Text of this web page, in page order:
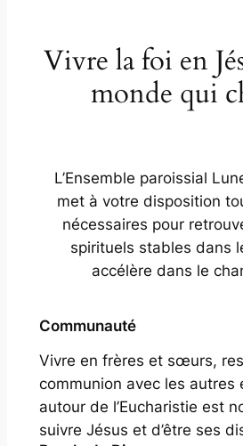
Vivre la foi en
monde qui
L’Ensemble paroissial
met à votre disposition
nécessaires pour
spirituels stables dans
accélère dans le
Communauté
Vivre en frères et sœurs,
communion avec les autres
autour de l’Eucharistie est
suivre Jésus et d’être ses